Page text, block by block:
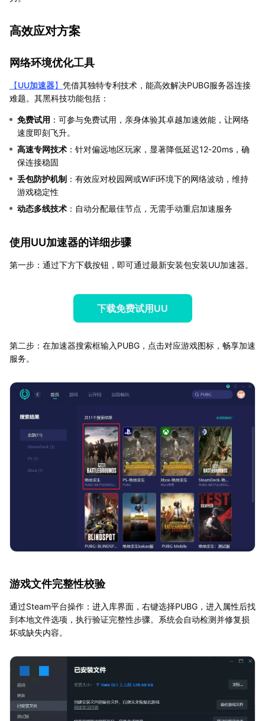
高效应对方案
网络环境优化工具
【UU加速器】 凭借其独特专利技术，能高效解决PUBG服务器连接
难题。其黑科技功能包括：
免费试用 ：可参与免费试用，亲身体验其卓越加速效能，让网络
速度即刻飞升。
高速专网技术 ：针对偏远地区玩家，显著降低延迟12-20ms，确
保连接稳固
丢包防护机制 ：有效应对校园网或WiFi环境下的网络波动，维持
游戏稳定性
动态多线技术 ：自动分配最佳节点，无需手动重启加速服务
使用UU加速器的详细步骤
第一步：通过下方下载按钮，即可通过最新安装包安装UU加速器。
下载免费试用UU
第二步：在加速器搜索框输入PUBG，点击对应游戏图标，畅享加速
服务。
游戏文件完整性校验
通过Steam平台操作：进入库界面，右键选择PUBG，进入属性后找
到本地文件选项，执行验证完整性步骤。系统会自动检测并修复损
坏或缺失内容。